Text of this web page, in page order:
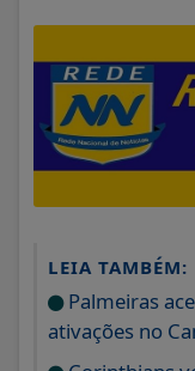
LEIA TAMBÉM:
Palmeiras
ativações no